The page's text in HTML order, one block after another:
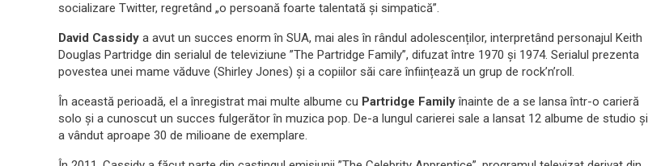
socializare Twitter, regretând „o persoană foarte talentată și simpatică”.
David Cassidy a avut un succes enorm în SUA, mai ales în rândul adolescenților, interpretând personajul Keith
Douglas Partridge din serialul de televiziune ”The Partridge Family”, difuzat între 1970 și 1974. Serialul prezenta
povestea unei mame văduve (Shirley Jones) și a copiilor săi care înființează un grup de rock’n’roll.
În această perioadă, el a înregistrat mai multe albume cu Partridge Familyînainte de a se lansa într-o carieră
solo și a cunoscut un succes fulgerător în muzica pop. De-a lungul carierei sale a lansat 12 albume de studio și
a vândut aproape 30 de milioane de exemplare.